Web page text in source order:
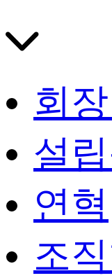
회
설
연혁
조